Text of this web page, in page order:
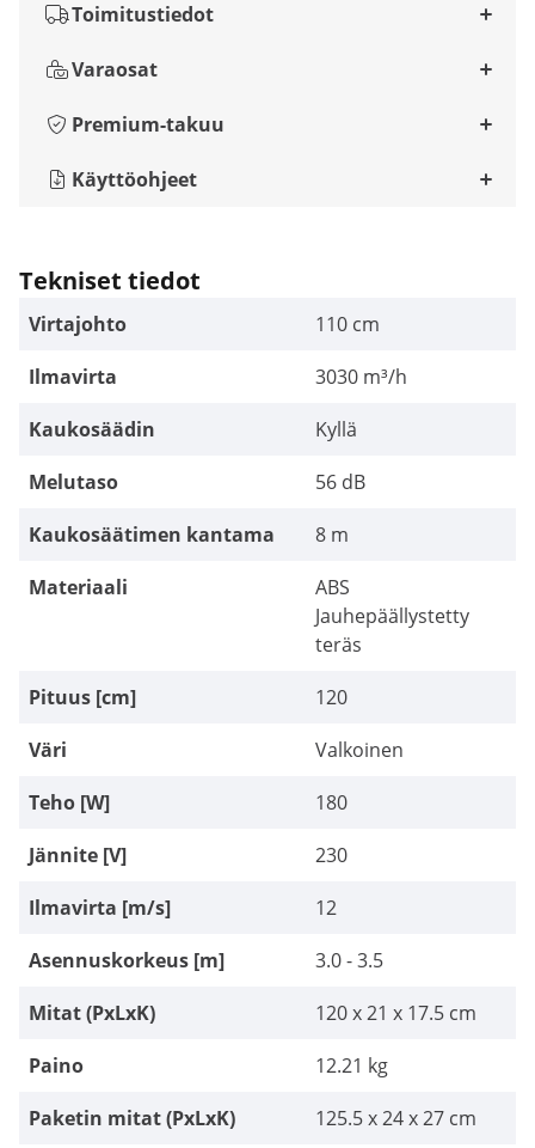
Toimitustiedot
Varaosat
Premium-takuu
Käyttöohjeet
Tekniset tiedot
Virtajohto
110 cm
Ilmavirta
3030 m³/h
Kaukosäädin
Kyllä
Melutaso
56 dB
Kaukosäätimen kantama
8 m
Materiaali
ABS
Jauhepäällystetty
teräs
Pituus [cm]
120
Väri
Valkoinen
Teho [W]
180
Jännite [V]
230
Ilmavirta [m/s]
12
Asennuskorkeus [m]
3.0 - 3.5
Mitat (PxLxK)
120 x 21 x 17.5 cm
Paino
12.21 kg
Paketin mitat (PxLxK)
125.5 x 24 x 27 cm